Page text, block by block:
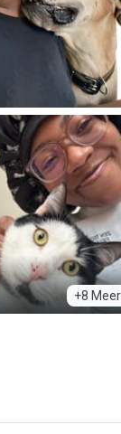
+8 Meer